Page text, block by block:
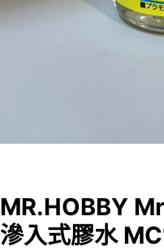
MR.HOBBY
滲入式膠水